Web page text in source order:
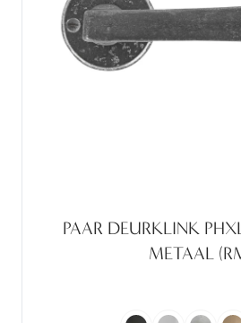
PAAR DEURKLINK
METAAL